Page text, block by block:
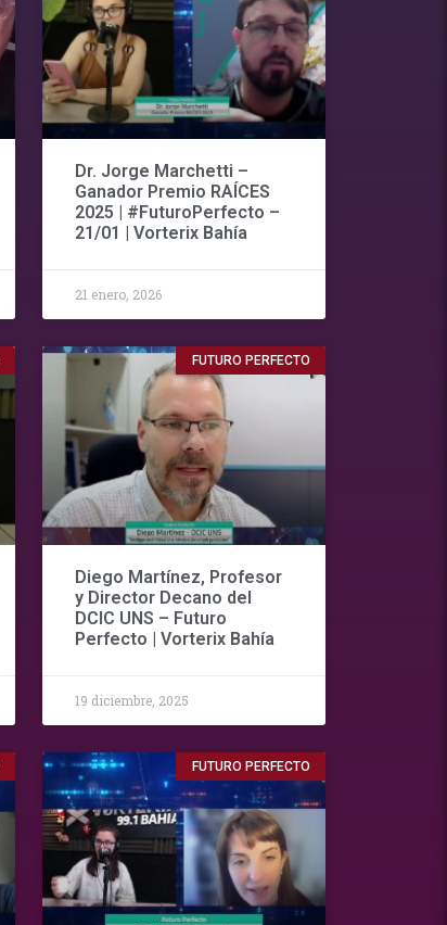
Dr. Jorge Marchetti –
Ganador Premio RAÍCES
2025 | #FuturoPerfecto –
21/01 | Vorterix Bahía
21 enero, 2026
FUTURO PERFECTO
Diego Martínez, Profesor
y Director Decano del
DCIC UNS – Futuro
Perfecto | Vorterix Bahía
19 diciembre, 2025
FUTURO PERFECTO